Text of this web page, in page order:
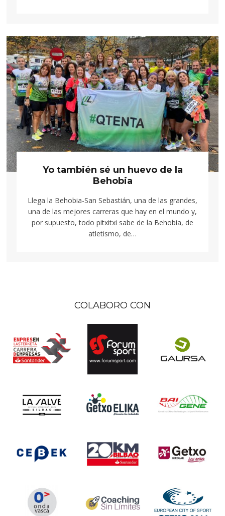
Yo también sé un huevo de la
Behobia
Llega la Behobia-San Sebastián, una de las grandes,
una de las mejores carreras que hay en el mundo y,
por supuesto, todo pitxitxi sabe de la Behobia, de
atletismo, de…
COLABORO CON